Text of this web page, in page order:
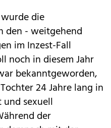
die
den - weitgehend
im Inzest-Fall
noch in diesem Jahr
bekanntgeworden,
24 Jahre lang in
sexuell
der